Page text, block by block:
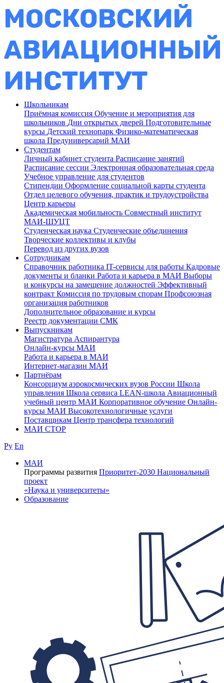
Школьникам
Приёмная комиссия Обучение и мероприятия для
школьников Дни открытых дверей Подготовительные
курсы Детский технопарк Физико-математическая
школа Предуниверсарий МАИ
Студентам
Личный кабинет студента Расписание занятий
Расписание сессии Электронная образовательная среда
Учебное управление для студентов
Стипендии Оформление социальной карты студента
Отдел целевого обучения, практик и трудоустройства
Центр карьеры
Академическая мобильность Совместный институт
МАИ-ШУЦТ
Студенческая наука Студенческие объединения
Творческие коллективы и клубы
Перевод из других вузов
Сотрудникам
Cправочник работника IT-сервисы для работы Кадровые
документы и бланки Работа и карьера в МАИ Выборы
и конкурсы на замещение должностей Эффективный
контракт Комиссия по трудовым спорам Профсоюзная
организация работников
Дополнительное образование и курсы
Реестр документации СМК
Выпускникам
Магистратура Аспирантура
Онлайн-курсы МАИ
Работа и карьера в МАИ
Интернет-магазин МАИ
Партнёрам
Консорциум аэрокосмических вузов России Школа
управления Школа сервиса LEAN-школа Авиационный
учебный центр МАИ Корпоративное обучение Онлайн-
курсы МАИ Высокотехнологичные услуги
Поставщикам Центр трансфера технологий
МАИ СТОР
Ру En
МАИ
Программы развития Приоритет-2030 Национальный
проект
«Наука и университеты»
Образование